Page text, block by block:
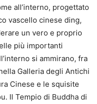
all’interno, progettato
vascello cinese ding,
un vero e proprio
più importanti
si ammirano, fra
Galleria degli Antichi
Cinese e le squisite
Il Tempio di Buddha di